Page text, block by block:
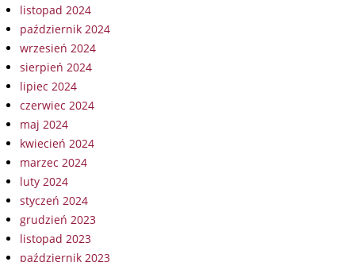
listopad 2024
październik 2024
wrzesień 2024
sierpień 2024
lipiec 2024
czerwiec 2024
maj 2024
kwiecień 2024
marzec 2024
luty 2024
styczeń 2024
grudzień 2023
listopad 2023
październik 2023